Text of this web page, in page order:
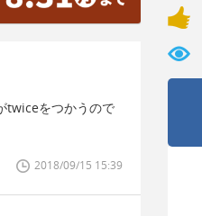
twiceをつかうので
2018/09/15 15:39